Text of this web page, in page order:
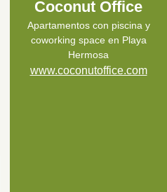
Coconut Office
Apartamentos con piscina y
coworking space en Playa
Hermosa
www.coconutoffice.com